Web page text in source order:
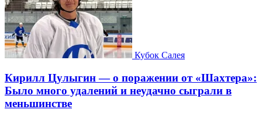
Кубок Салея
Кирилл Цулыгин — о поражении от «Шахтера»:
Было много удалений и неудачно сыграли в
меньшинстве